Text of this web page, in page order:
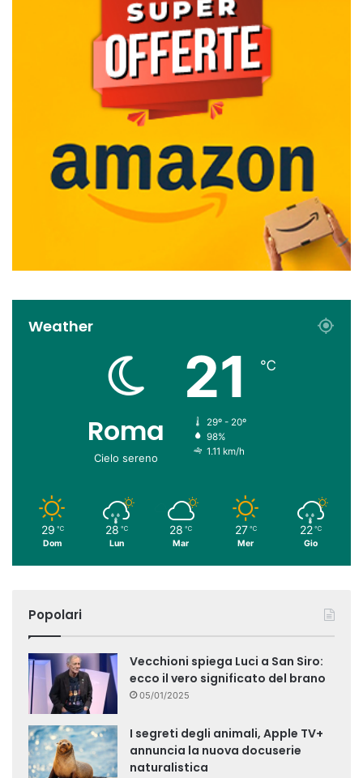
Weather
Roma
Cielo sereno
21 ℃
29º - 20º
98%
1.11 km/h
29 ℃
Dom
28 ℃
Lun
28 ℃
Mar
27 ℃
Mer
22 ℃
Gio
Popolari
Vecchioni spiega Luci a San Siro:
ecco il vero significato del brano
05/01/2025
I segreti degli animali, Apple TV+
annuncia la nuova docuserie
naturalistica